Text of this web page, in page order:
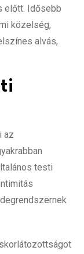
előtt. Idősebb
közelség,
alvás,
az
testi